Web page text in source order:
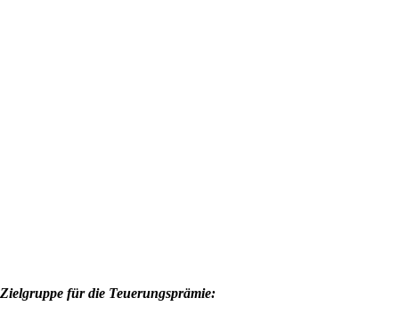
Zielgruppe für die Teuerungsprämie: